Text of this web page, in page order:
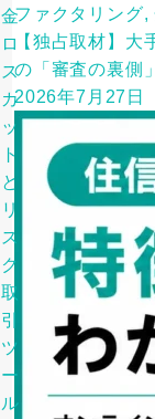
金
ロ
ス
カ
ッ
ト
と
リ
ス
ク
取
引
ツ
ー
ル
ファクタリング,
【独占取材】大
の「審査の裏側
2026年7月27日